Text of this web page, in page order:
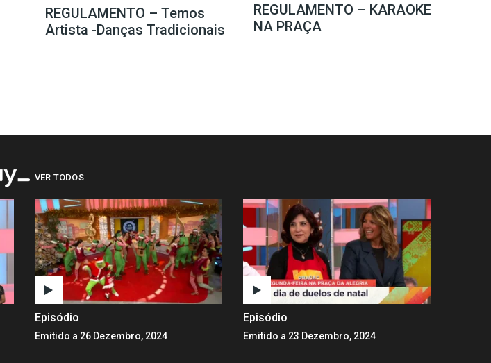
REGULAMENTO – Temos
Artista -Danças Tradicionais
REGULAMENTO – KARAOKE
NA PRAÇA
VER TODOS
Episódio
Emitido a 26 Dezembro, 2024
Episódio
Emitido a 23 Dezembro, 2024